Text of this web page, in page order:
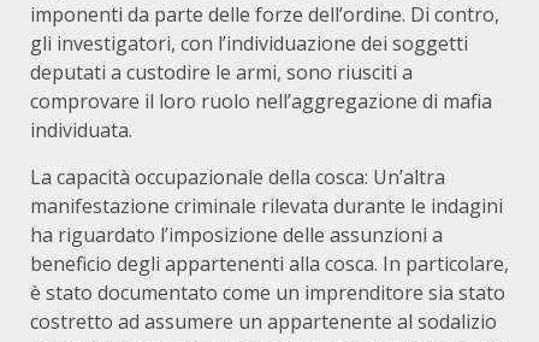
imponenti da parte delle forze dell’ordine. Di contro,
gli investigatori, con l’individuazione dei soggetti
deputati a custodire le armi, sono riusciti a
comprovare il loro ruolo nell’aggregazione di mafia
individuata.
La capacità occupazionale della cosca: Un’altra
manifestazione criminale rilevata durante le indagini
ha riguardato l’imposizione delle assunzioni a
beneficio degli appartenenti alla cosca. In particolare,
è stato documentato come un imprenditore sia stato
costretto ad assumere un appartenente al sodalizio